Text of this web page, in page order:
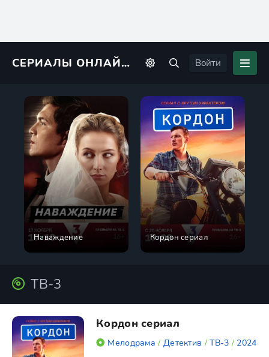
СЕРИАЛЫ ОНЛАЙН KINORIUS Войти
Наваждение Кордон сериал
ТВ-3
Кордон сериал
Мелодрама / Детектив /ТВ-3 / 2024